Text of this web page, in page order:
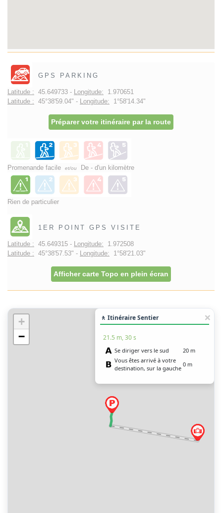
GPS PARKING
Latitude : 45.649733 - Longitude: 1.970651
Latitude : 45°38'59.04" - Longitude: 1°58'14.34"
Préparer votre itinéraire par la route
Promenande facile et/ou De - d'un kilomètre
Rien de particulier
1ER POINT GPS VISITE
Latitude : 45.649315 - Longitude: 1.972508
Latitude : 45°38'57.53" - Longitude: 1°58'21.03"
Afficher carte Topo en plein écran
+
−
🚶 Itinéraire Sentier
21.5 m, 30 s
Se diriger vers le sud
20 m
Vous êtes arrivé à votre
destination, sur la gauche
0 m